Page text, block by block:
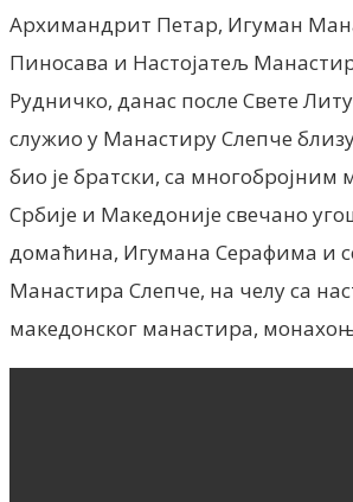
Архимандрит Петар, Игуман
Пиносава и Настојатељ
Рудничко, данас после Свете
служио у Манастиру Слепче
био је братски, са
Србије и Македоније свечано
домаћина, Игумана Серафима и
Манастира Слепче, на челу са
македонског манастира,